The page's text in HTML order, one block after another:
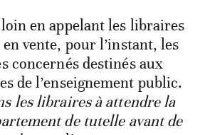
en appelant les libraires
vente, pour l’instant, les
concernés destinés aux
de l’enseignement public.
les libraires à attendre la
de tutelle avant de